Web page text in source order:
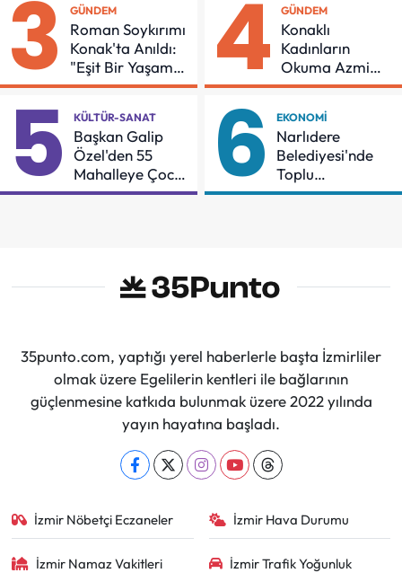
3 GÜNDEM
Roman Soykırımı
Konak'ta Anıldı:
"Eşit Bir Yaşam
İçin Mücadeleyi
4 GÜNDEM
Konaklı
Kadınların
Okuma Azmi
Örnek Oldu
5 KÜLTÜR-SANAT
Başkan Galip
Özel'den 55
Mahalleye Çocuk
Şenliği
6 EKONOMI
Narlıdere
Belediyesi'nde
Toplu
Sözleşmeye
35punto.com, yaptığı yerel haberlerle başta İzmirliler
olmak üzere Egelilerin kentleri ile bağlarının
güçlenmesine katkıda bulunmak üzere 2022 yılında
yayın hayatına başladı.
İzmir Nöbetçi Eczaneler İzmir Hava Durumu
İzmir Namaz Vakitleri
İzmir Trafik Yoğunluk